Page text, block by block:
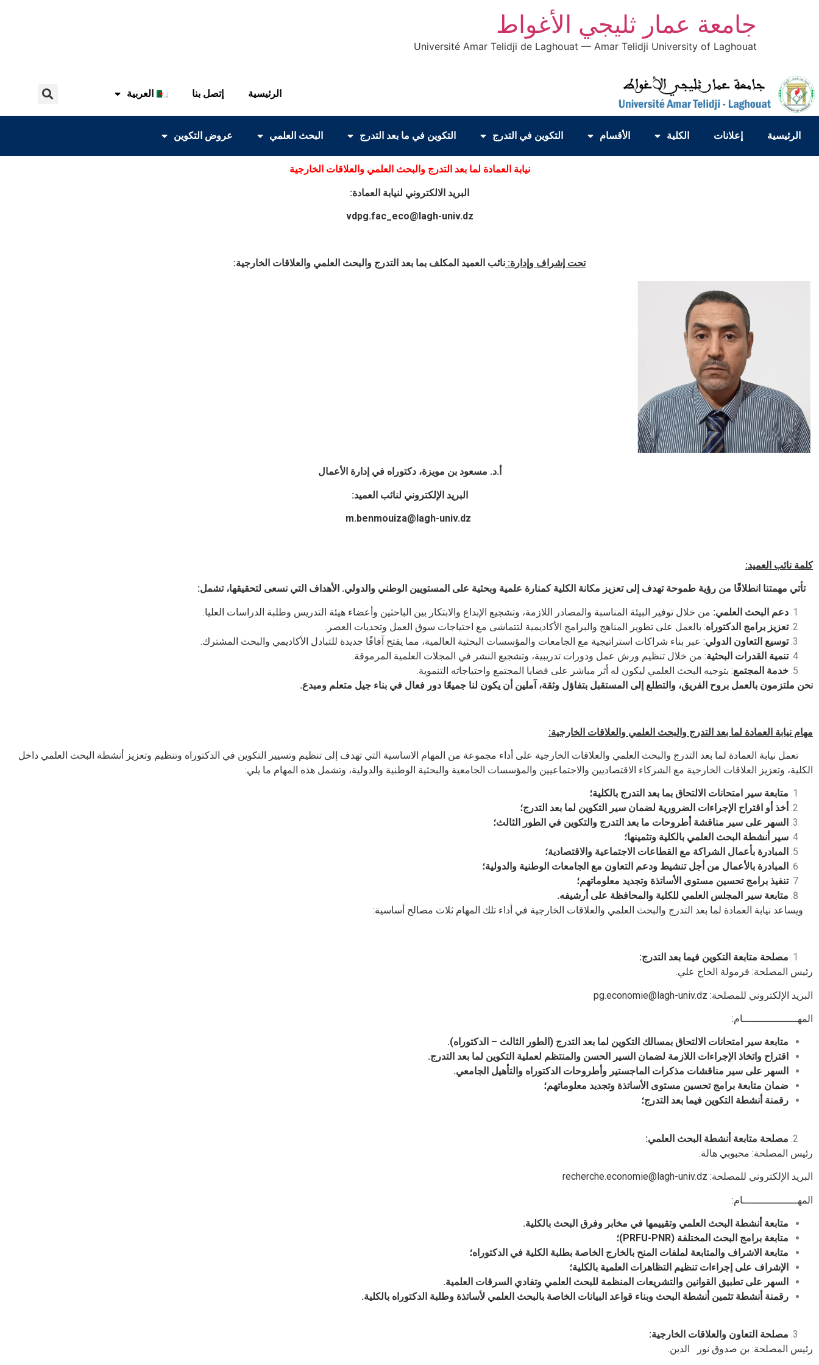
جامعة عمار ثليجي الأغواط
Université Amar Telidji de Laghouat — Amar Telidji University of Laghouat
الرئيسية إتصل بنا العربية
الرئيسية إعلانات الكلية الأقسام التكوين في التدرج التكوين في ما بعد التدرج البحث العلمي عروض التكوين
نيابة العمادة لما بعد التدرج والبحث العلمي والعلاقات الخارجية
البريد الالكتروني لنيابة العمادة:
vdpg.fac_eco@lagh-univ.dz
تحت إشراف وإدارة: نائب العميد المكلف بما بعد التدرج والبحث العلمي والعلاقات الخارجية:
أ.د. مسعود بن مويزة، دكتوراه في إدارة الأعمال
البريد الإلكتروني لنائب العميد:
m.benmouiza@lagh-univ.dz
كلمة نائب العميد:
تأتي مهمتنا انطلاقًا من رؤية طموحة تهدف إلى تعزيز مكانة الكلية كمنارة علمية وبحثية على المستويين الوطني والدولي. الأهداف التي نسعى لتحقيقها، تشمل:
دعم البحث العلمي: من خلال توفير البيئة المناسبة والمصادر اللازمة، وتشجيع الإبداع والابتكار بين الباحثين وأعضاء هيئة التدريس وطلبة الدراسات العليا.
تعزيز برامج الدكتوراه: بالعمل على تطوير المناهج والبرامج الأكاديمية لتتماشى مع احتياجات سوق العمل وتحديات العصر.
توسيع التعاون الدولي: عبر بناء شراكات استراتيجية مع الجامعات والمؤسسات البحثية العالمية، مما يفتح آفاقًا جديدة للتبادل الأكاديمي والبحث المشترك.
تنمية القدرات البحثية: من خلال تنظيم ورش عمل ودورات تدريبية، وتشجيع النشر في المجلات العلمية المرموقة.
خدمة المجتمع: بتوجيه البحث العلمي ليكون له أثر مباشر على قضايا المجتمع واحتياجاته التنموية.
نحن ملتزمون بالعمل بروح الفريق، والتطلع إلى المستقبل بتفاؤل وثقة، آملين أن يكون لنا جميعًا دور فعال في بناء جيل متعلم ومبدع.
مهام نيابة العمادة لما بعد التدرج والبحث العلمي والعلاقات الخارجية:
تعمل نيابة العمادة لما بعد التدرج والبحث العلمي والعلاقات الخارجية على أداء مجموعة من المهام الاساسية التي تهدف إلى تنظيم وتسيير التكوين في الدكتوراه وتنظيم وتعزيز أنشطة البحث العلمي داخل
الكلية، وتعزيز العلاقات الخارجية مع الشركاء الاقتصاديين والاجتماعيين والمؤسسات الجامعية والبحثية الوطنية والدولية، وتشمل هذه المهام ما يلي:
متابعة سير امتحانات الالتحاق بما بعد التدرج بالكلية؛
أخذ أو اقتراح الإجراءات الضرورية لضمان سير التكوين لما بعد التدرج؛
السهر على سير مناقشة أطروحات ما بعد التدرج والتكوين في الطور الثالث؛
سير أنشطة البحث العلمي بالكلية وتثمينها؛
المبادرة بأعمال الشراكة مع القطاعات الاجتماعية والاقتصادية؛
المبادرة بالأعمال من أجل تنشيط ودعم التعاون مع الجامعات الوطنية والدولية؛
تنفيذ برامج تحسين مستوى الأساتذة وتجديد معلوماتهم؛
متابعة سير المجلس العلمي للكلية والمحافظة على أرشيفه.
ويساعد نيابة العمادة لما بعد التدرج والبحث العلمي والعلاقات الخارجية في أداء تلك المهام ثلاث مصالح أساسية:
مصلحة متابعة التكوين فيما بعد التدرج:
رئيس المصلحة: قرمولة الحاج علي.
البريد الإلكتروني للمصلحة: pg.economie@lagh-univ.dz
المهــــــــــــــــــام:
متابعة سير امتحانات الالتحاق بمسالك التكوين لما بعد التدرج (الطور الثالث – الدكتوراه).
اقتراح واتخاذ الإجراءات اللازمة لضمان السير الحسن والمنتظم لعملية التكوين لما بعد التدرج.
السهر على سير مناقشات مذكرات الماجستير وأطروحات الدكتوراه والتأهيل الجامعي.
ضمان متابعة برامج تحسين مستوى الأساتذة وتجديد معلوماتهم؛
رقمنة أنشطة التكوين فيما بعد التدرج؛
مصلحة متابعة أنشطة البحث العلمي:
رئيس المصلحة: محبوبي هالة.
البريد الإلكتروني للمصلحة: recherche.economie@lagh-univ.dz
المهــــــــــــــــــام:
متابعة أنشطة البحث العلمي وتقييمها في مخابر وفرق البحث بالكلية.
متابعة برامج البحث المختلفة (PRFU-PNR)؛
متابعة الاشراف والمتابعة لملفات المنح بالخارج الخاصة بطلبة الكلية في الدكتوراه؛
الإشراف على إجراءات تنظيم التظاهرات العلمية بالكلية؛
السهر على تطبيق القوانين والتشريعات المنظمة للبحث العلمي وتفادي السرقات العلمية.
رقمنة أنشطة تثمين أنشطة البحث وبناء قواعد البيانات الخاصة بالبحث العلمي لأساتذة وطلبة الدكتوراه بالكلية.
مصلحة التعاون والعلاقات الخارجية:
رئيس المصلحة: بن صدوق نور الدين.